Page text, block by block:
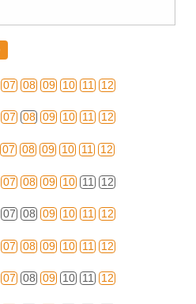
07 08 09 10 11 12
07 08 09 10 11 12
07 08 09 10 11 12
07 08 09 10 11 12
07 08 09 10 11 12
07 08 09 10 11 12
07 08 09 10 11 12